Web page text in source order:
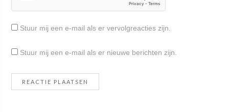
Stuur mij een e-mail als er vervolgreacties zijn.
Stuur mij een e-mail als er nieuwe berichten zijn.